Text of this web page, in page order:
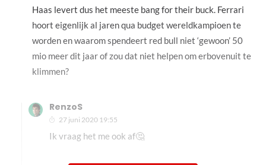
Haas levert dus het meeste bang for their buck. Ferrari
hoort eigenlijk al jaren qua budget wereldkampioen te
worden en waarom spendeert red bull niet ‘gewoon’ 50
mio meer dit jaar of zou dat niet helpen om erbovenuit te
klimmen?
RenzoS
27 juni 2020 19:55
Ik vraag het me ook af🤔